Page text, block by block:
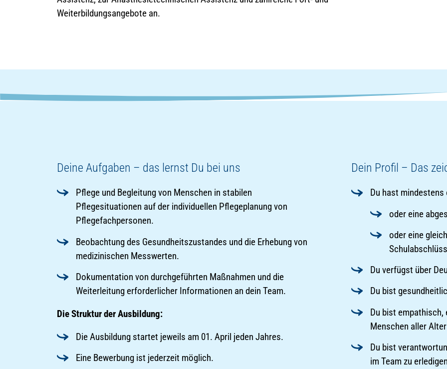
Weiterbildungsangebote an.
Deine Aufgaben – das lernst Du bei uns
Pflege und Begleitung von Menschen in stabilen
Pflegesituationen auf der individuellen Pflegeplanung von
Pflegefachpersonen.
Beobachtung des Gesundheitszustandes und die Erhebung von
medizinischen Messwerten.
Dokumentation von durchgeführten Maßnahmen und die
Weiterleitung erforderlicher Informationen an dein Team.
Die Struktur der Ausbildung:
Die Ausbildung startet jeweils am 01. April jeden Jahres.
Eine Bewerbung ist jederzeit möglich.
Dein Profil – Das
Du hast
oder eine
oder eine
Du verfügst über
Du bist
Du bist empathisch,
Menschen aller
Du bist
im Team zu